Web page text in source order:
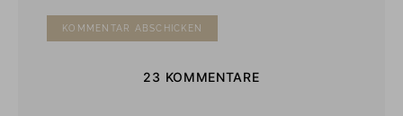
23 KOMMENTARE